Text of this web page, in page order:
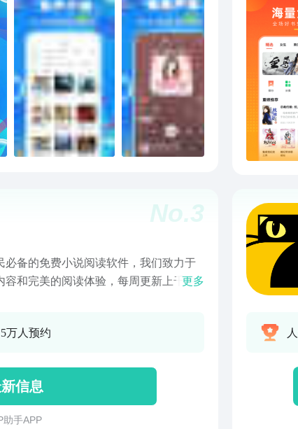
品三国、蕊希电台、郭德纲经典相声全
不孤独，堵车也不再无聊，更不要说一个
一路畅通！还欢迎观看体验。。。【听
冰与火之歌、盗墓笔记、仙逆、斗破穹
动乾坤、斗罗大陆、修真界败类、全职
等相声评书：单田芳系列、刘兰芳系
国演义、水浒全传、岳飞传、隋唐演
鉴、嘻哈包袱铺等等曲艺戏曲：诸葛亮
园在线、卷席筒、三打金枝、七品芝麻
、米小圈上学记、格林童话、十万个为
等人文：每天读点心理学、人类简史、
、邓小平三起三落等等财经：思维风
管理、郎咸平说、马云的人生哲学、股
、千金归来、安吴商妇周莹传 那年花
青音入睡训练、跟小薇一起听歌、家庭
女人等等历史：世界上下五千年、历史
争、鬼谷子的局、大清王朝、历史小
古代史、中国近代史等等听书，听小
No.3
备的免费小说阅读软件，我们致力于
容和完美的阅读体验，每周更新上千本
更多
万人预约
信息
助 手 A P P